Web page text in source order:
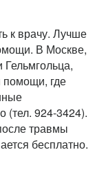
к врачу. Лучше
В Москве,
Гельмгольца,
помощи, где
(тел. 924-3424).
травмы
бесплатно.